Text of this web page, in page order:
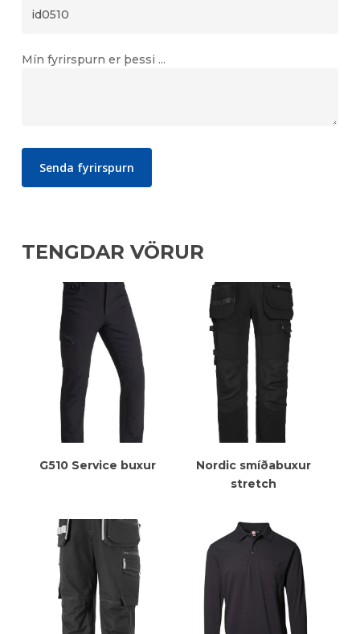
Mín fyrirspurn er þessi ...
TENGDAR VÖRUR
Meiri Upplýsingar
G510 Service buxur Meiri Upplýsingar
Nordic smíðabuxur
stretch